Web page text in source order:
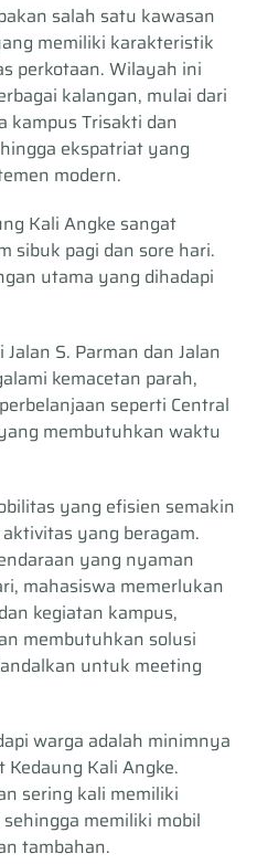
salah satu kawasan
memiliki karakteristik
perkotaan. Wilayah ini
kalangan, mulai dari
kampus Trisakti dan
ekspatriat yang
modern.
Kali Angke sangat
sibuk pagi dan sore hari.
utama yang dihadapi
S. Parman dan Jalan
kemacetan parah,
seperti Central
membutuhkan waktu
yang efisien semakin
yang beragam.
yang nyaman
mahasiswa memerlukan
kegiatan kampus,
membutuhkan solusi
untuk meeting
warga adalah minimnya
Kali Angke.
sering kali memiliki
memiliki mobil
tambahan.